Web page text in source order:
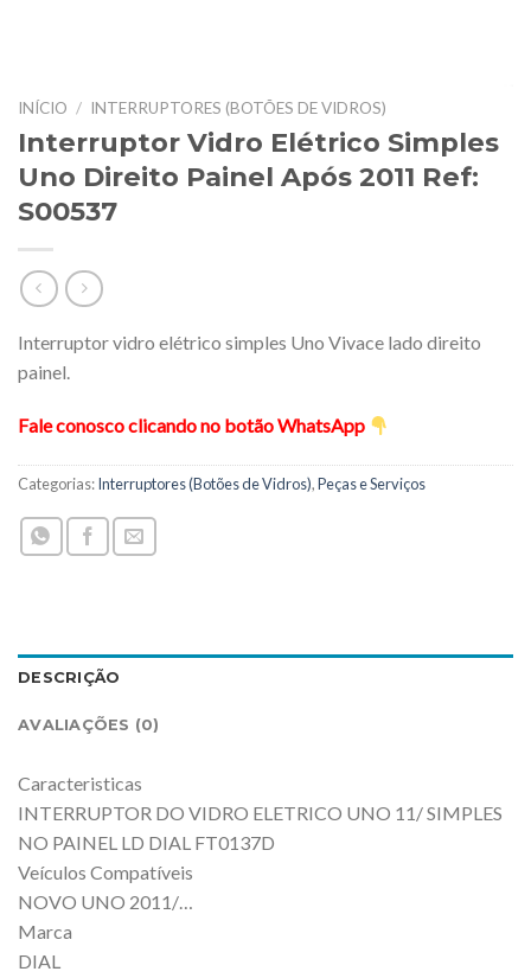
INÍCIO / INTERRUPTORES (BOTÕES DE VIDROS)
Interruptor Vidro Elétrico Simples
Uno Direito Painel Após 2011 Ref:
S00537
Interruptor vidro elétrico simples Uno Vivace lado direito
painel.
Fale conosco clicando no botão WhatsApp
Categorias:Interruptores (Botões de Vidros),Peças e Serviços
DESCRIÇÃO
AVALIAÇÕES (0)
Caracteristicas
INTERRUPTOR DO VIDRO ELETRICO UNO 11/ SIMPLES
NO PAINEL LD DIAL FT0137D
Veículos Compatíveis
NOVO UNO 2011/…
Marca
DIAL